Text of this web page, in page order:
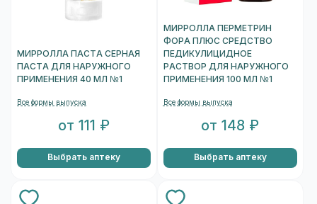
МИРРОЛЛА ПАСТА СЕРНАЯ
ПАСТА ДЛЯ НАРУЖНОГО
ПРИМЕНЕНИЯ 40 МЛ №1
Все формы выпуска
от 111 ₽
Выбрать аптеку
МИРРОЛЛА ПЕРМЕТРИН
ФОРА ПЛЮС СРЕДСТВО
ПЕДИКУЛИЦИДНОЕ
РАСТВОР ДЛЯ НАРУЖНОГО
ПРИМЕНЕНИЯ 100 МЛ №1
Все формы выпуска
от 148 ₽
Выбрать аптеку